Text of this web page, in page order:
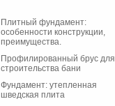
Плитный фундамент:
особенности конструкции,
преимущества.
Профилированный брус для
строительства бани
Фундамент: утепленная
шведская плита